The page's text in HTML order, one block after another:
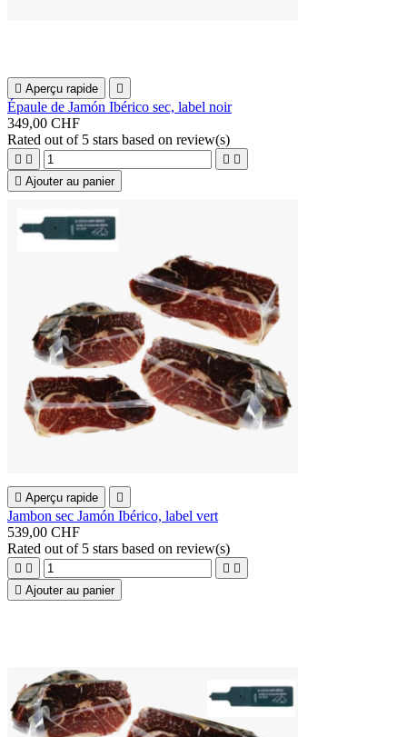
 Aperçu rapide 
Épaule de Jamón Ibérico sec, label noir
349,00 CHF
Rated out of 5 stars based on review(s)
   
 Ajouter au panier
 Aperçu rapide 
Jambon sec Jamón Ibérico, label vert
539,00 CHF
Rated out of 5 stars based on review(s)
   
 Ajouter au panier